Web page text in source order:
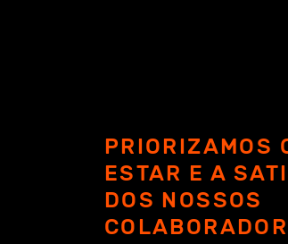
PRIORIZAMOS
ESTAR E A
DOS NOSSOS